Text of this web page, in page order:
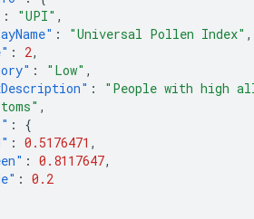
: "UPI" ,
: "Universal Pollen Index" ,
: 2,
: "Low" ,
:
"People with high
,
:
{
: 0.5176471 ,
: 0.8117647,
: 0.2